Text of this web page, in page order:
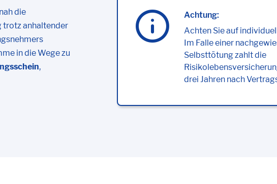
die
trotz anhaltender
in die Wege zu
,
Achtung:
Achten Sie auf
Im Falle einer
Selbsttötung zahlt die
drei Jahren nach